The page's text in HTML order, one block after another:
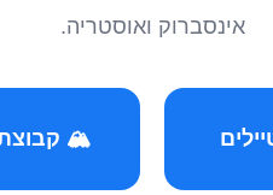
אינסברוק ואוסטריה.
🏔️ קבוצת